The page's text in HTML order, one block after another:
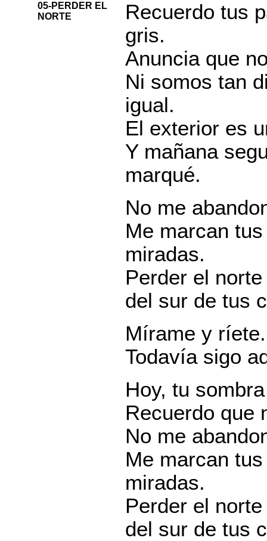
05-PERDER EL
NORTE
Recuerdo tus
gris.
Anuncia que
Ni somos tan
igual.
El exterior es
Y mañana
marqué.
No me
Me marcan
miradas.
Perder el
del sur de tus
Mírame y
Todavía sigo
Hoy, tu
Recuerdo que
No me
Me marcan
miradas.
Perder el
del sur de tus